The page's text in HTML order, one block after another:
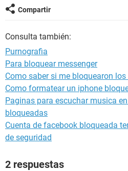
Compartir
Consulta también:
Purnografia
Para bloquear messenger
Como saber si me bloquearon
Como formatear un iphone
Paginas para escuchar musica
bloqueadas
Cuenta de facebook bloqueada
de seguridad
2 respuestas